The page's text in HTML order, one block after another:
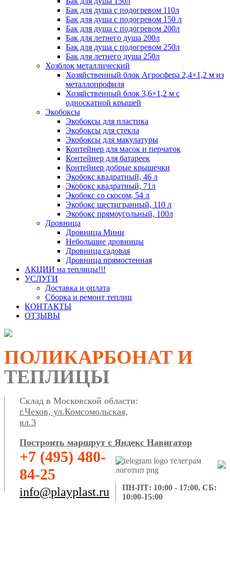
Бак для душа с подогревом 110л
Бак для душа с подогревом 150 л
Бак для душа с подогревом 200л
Бак для летнего душа 200л
Бак для душа с подогревом 250л
Бак для летнего душа 250л
Хозблок металлический
Хозяйственный блок Агросфера 2,4×1,2 м из
металлопрофиля
Хозяйственный блок 3,6×1,2 м с
односкатной крышей
Экобоксы
Экобоксы для пластика
Экобоксы для стекла
Экобоксы для макулатуры
Контейнер для масок и перчаток
Контейнер для батареек
Контейнер добрые крышечки
Экобокс квадратный, 46 л
Экобокс квадратный, 71л
Экобокс со скосом, 54 л
Экобокс шестигранный, 110 л
Экобокс прямоугольный, 100л
Дровница
Дровница Мини
Небольшие дровницы
Дровница садовая
Дровница прямостенная
АКЦИИ на теплицы!!!
УСЛУГИ
Доставка и оплата
Сборка и ремонт теплиц
КОНТАКТЫ
ОТЗЫВЫ
ПОЛИКАРБОНАТ И
ТЕПЛИЦЫ
Склад в Московской области:
г.Чехов, ул.Комсомольская,
вл.3
Построить маршрут с Яндекс Навигатор
+7 (495) 480-
84-25
info@playplast.ru
ПН-ПТ: 10:00 - 17:00, СБ:
10:00-15:00